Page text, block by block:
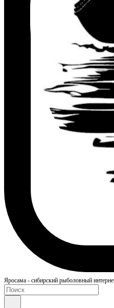
Яросама - сибирский рыболовный